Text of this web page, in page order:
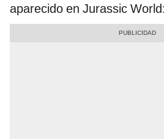
aparecido en Jurassic